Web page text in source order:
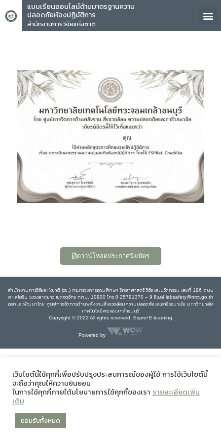
แบบเรียนออนไลน์ด้านมาตรฐานความ
ปลอดภัยห้องปฏิบัติการ
สำนักงานการวิจัยแห่งชาติ
คุณ
ดาวน์โหลดประกาศนียบัตร
สำนักงานการวิจัยแห่งชาติ (วช.) กระทรวงการอุดมศึกษา วิทยาศาสตร์ วิจัยและนวัตกรรม เลขที่ 196 ถนน
พหลโยธิน แขวงลาดยาว เขตจตุจักร กทม. 10900 โทร 0 25791370 – 9 อีเมล์ labsafety@nrct.go.th
ออกและพัฒนาโดย ศูนย์การจัดการด้านพลังงานสิ่งแวดล้อมความปลอดภัยและอาชีวอนามัย มหาวิทยาลัย
เทคโนโลยีพระจอมเกล้าธนบุรี
Copyright © 2022 All rights reserved, Esprel E-learning
Powered by
เว็บไซต์นี้ใช้คุกกี้เพื่อปรับปรุงประสบการณ์ของผู้ใช้ การใช้เว็บไซต์นี้
จะถือว่าคุณให้ความยินยอม
ในการใช้คุกกี้ภายใต้นโยบายการใช้คุกกี้ของเรา รายละเอียดเพิ่ม
เติม
ยอมรับทั้งหมด